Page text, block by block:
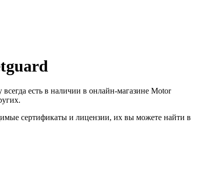
есть в наличии в онлайн-магазине Motor
сертификаты и лицензии, их вы можете найти в